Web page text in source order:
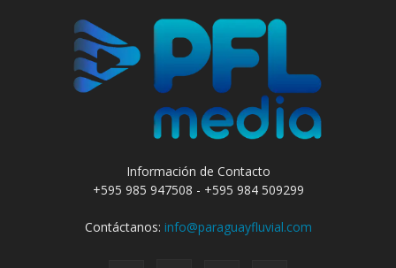
Información de Contacto
+595 985 947508 - +595 984 509299
Contáctanos: info@paraguayfluvial.com